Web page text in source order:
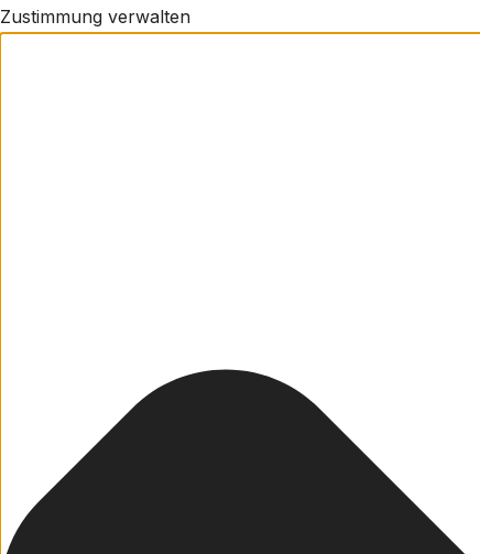
Zustimmung verwalten